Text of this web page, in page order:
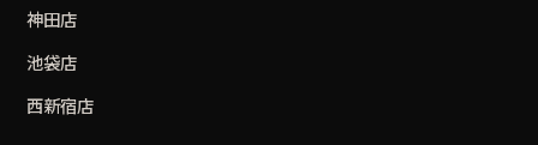
神田店
池袋店
西新宿店